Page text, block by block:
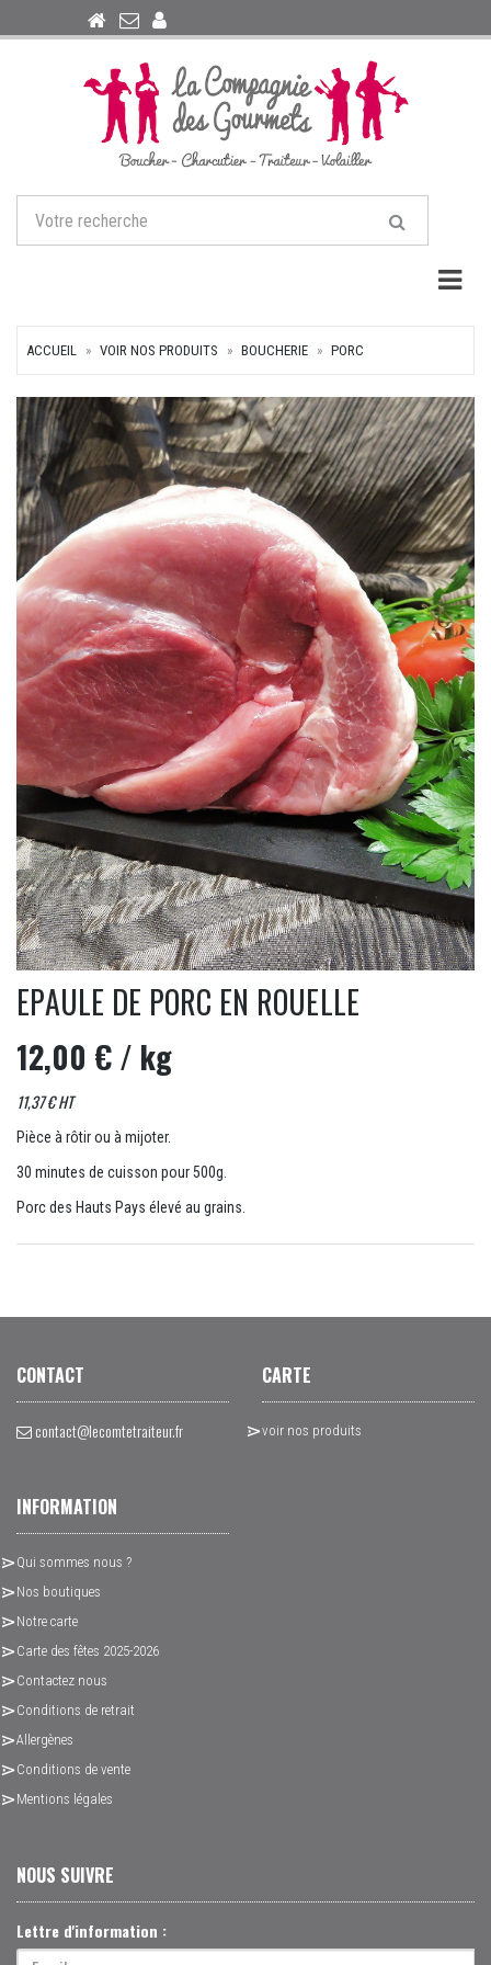
ACCUEIL VOIR NOS PRODUITS BOUCHERIE PORC
EPAULE DE PORC EN ROUELLE
12,00 €/ kg
11,37 € HT
Pièce à rôtir ou à mijoter.
30 minutes de cuisson pour 500g.
Porc des Hauts Pays élevé au grains.
CONTACT
contact@lecomtetraiteur.fr
CARTE
voir nos produits
INFORMATION
Qui sommes nous ?
Nos boutiques
Notre carte
Carte des fêtes 2025-2026
Contactez nous
Conditions de retrait
Allergènes
Conditions de vente
Mentions légales
NOUS SUIVRE
Lettre d'information :